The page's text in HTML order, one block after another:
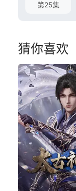
第25集
猜你喜欢